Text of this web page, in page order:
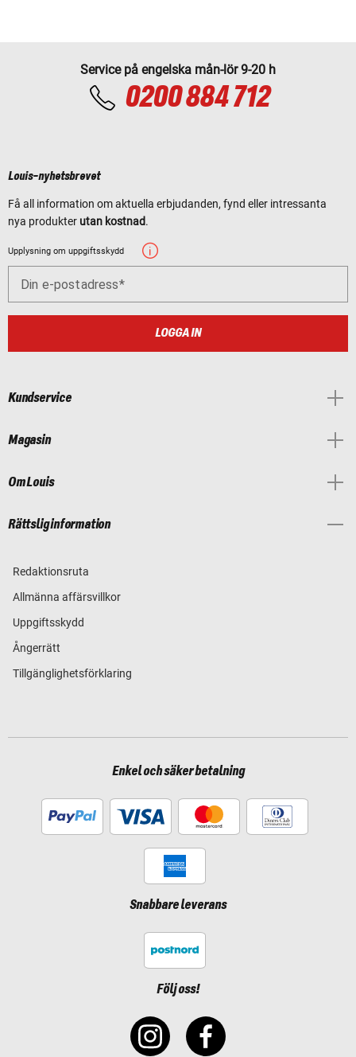
Service på engelska mån-lör 9-20 h
0200 884 712
Louis-nyhetsbrevet
Få all information om aktuella erbjudanden, fynd eller intressanta
nya produkter utan kostnad.
Upplysning om uppgiftsskydd
Din e-postadress
LOGGA IN
Kundservice
Magasin
Om Louis
Rättslig information
Redaktionsruta
Allmänna affärsvillkor
Uppgiftsskydd
Ångerrätt
Tillgänglighetsförklaring
Enkel och säker betalning
Snabbare leverans
Följ oss!